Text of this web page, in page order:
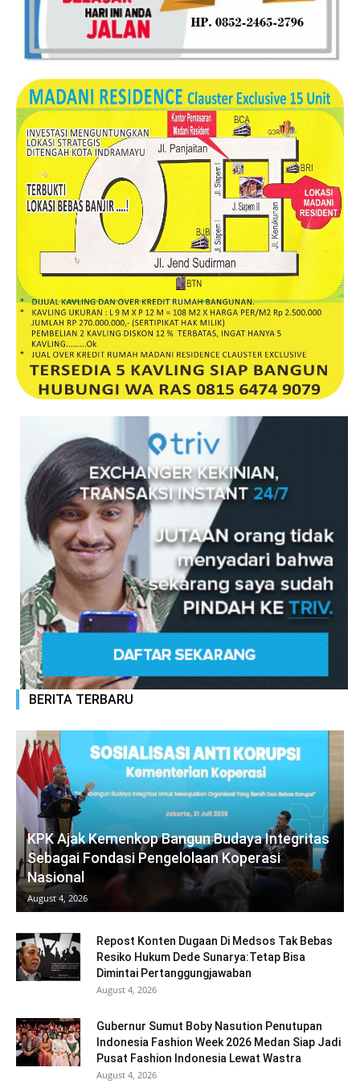
BERITA TERBARU
KPK Ajak Kemenkop Bangun Budaya Integritas
Sebagai Fondasi Pengelolaan Koperasi
Nasional
August 4, 2026
Repost Konten Dugaan Di Medsos Tak Bebas
Resiko Hukum Dede Sunarya:Tetap Bisa
Dimintai Pertanggungjawaban
August 4, 2026
Gubernur Sumut Boby Nasution Penutupan
Indonesia Fashion Week 2026 Medan Siap Jadi
Pusat Fashion Indonesia Lewat Wastra
August 4, 2026